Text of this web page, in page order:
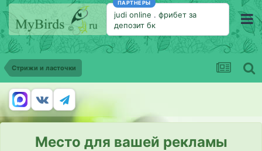
ПАРТНЕРЫ
judi online . фрибет за
депозит бк
Стрижи и ласточки
Место для вашей рекламы